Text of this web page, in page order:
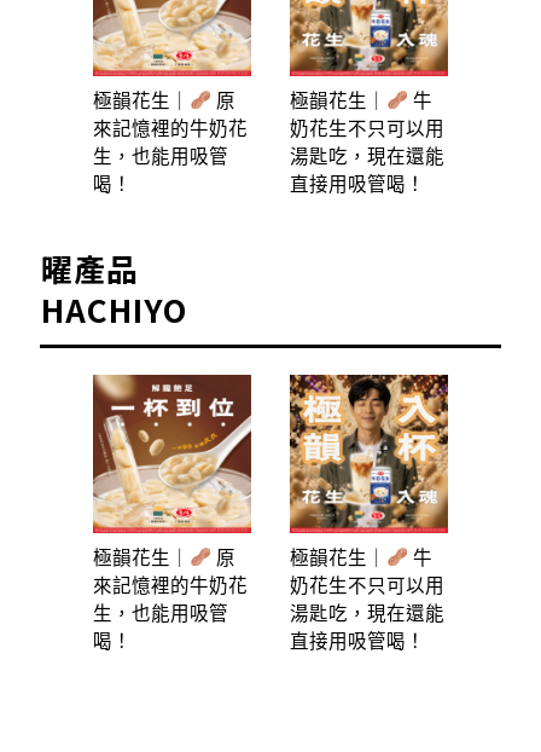
極韻花生｜
原
來記憶裡的牛奶花
生，也能用吸管
喝！
極韻花生｜
牛
奶花生不只可以用
湯匙吃，現在還能
直接用吸管喝！
曜產品
HACHIYO
極韻花生｜
原
來記憶裡的牛奶花
生，也能用吸管
喝！
極韻花生｜
牛
奶花生不只可以用
湯匙吃，現在還能
直接用吸管喝！